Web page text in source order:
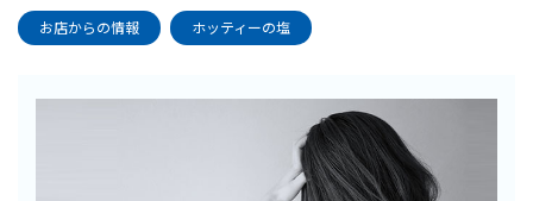
お店からの情報
ホッティーの塩